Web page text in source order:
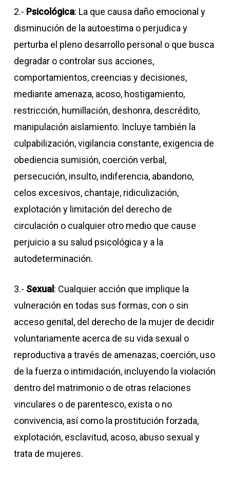
2.- Psicológica: La que causa daño emocional y
disminución de la autoestima o perjudica y
perturba el pleno desarrollo personal o que busca
degradar o controlar sus acciones,
comportamientos, creencias y decisiones,
mediante amenaza, acoso, hostigamiento,
restricción, humillación, deshonra, descrédito,
manipulación aislamiento. Incluye también la
culpabilización, vigilancia constante, exigencia de
obediencia sumisión, coerción verbal,
persecución, insulto, indiferencia, abandono,
celos excesivos, chantaje, ridiculización,
explotación y limitación del derecho de
circulación o cualquier otro medio que cause
perjuicio a su salud psicológica y a la
autodeterminación.
3.- Sexual : Cualquier acción que implique la
vulneración en todas sus formas, con o sin
acceso genital, del derecho de la mujer de decidir
voluntariamente acerca de su vida sexual o
reproductiva a través de amenazas, coerción, uso
de la fuerza o intimidación, incluyendo la violación
dentro del matrimonio o de otras relaciones
vinculares o de parentesco, exista o no
convivencia, así como la prostitución forzada,
explotación, esclavitud, acoso, abuso sexual y
trata de mujeres.